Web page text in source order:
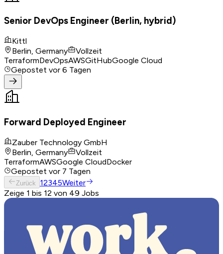
Senior DevOps Engineer (Berlin, hybrid)
Kittl
Berlin, Germany
Vollzeit
TerraformDevOpsAWSGitHubGoogle Cloud
Gepostet vor 6 Tagen
Forward Deployed Engineer
Zauber Technology GmbH
Berlin, Germany
Vollzeit
TerraformAWSGoogle CloudDocker
Gepostet vor 7 Tagen
Zurück 12345Weiter
Zeige 1 bis 12 von 49 Jobs